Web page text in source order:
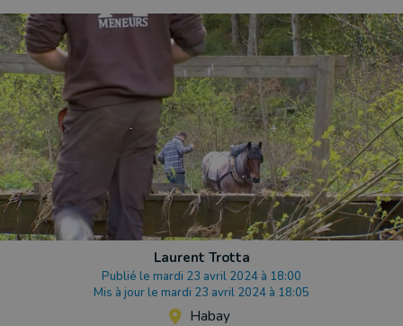
Laurent Trotta
Publié le mardi 23 avril 2024 à 18:00
Mis à jour le mardi 23 avril 2024 à 18:05
Habay